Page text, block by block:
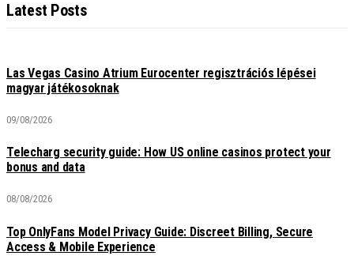
Latest Posts
Las Vegas Casino Atrium Eurocenter regisztrációs lépései
magyar játékosoknak
09/08/2026
Telecharg security guide: How US online casinos protect your
bonus and data
08/08/2026
Top OnlyFans Model Privacy Guide: Discreet Billing, Secure
Access & Mobile Experience